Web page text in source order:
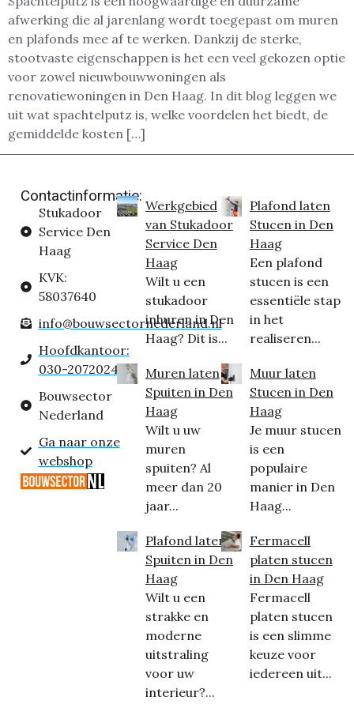
afwerking die al jarenlang wordt toegepast om muren
en plafonds mee af te werken. Dankzij de sterke,
stootvaste eigenschappen is het een veel gekozen optie
voor zowel nieuwbouwwoningen als
renovatiewoningen in Den Haag. In dit blog leggen we
uit wat spachtelputz is, welke voordelen het biedt, de
gemiddelde kosten […]
Contactinformatie:
Stukadoor
Service Den
Haag
KVK:
58037640
info@bouwsectornederland.nl
Hoofdkantoor:
030-2072024
Bouwsector
Nederland
Ga naar onze
webshop
Werkgebied
van Stukadoor
Service Den
Haag
Wilt u een
stukadoor
inhuren in Den
Haag? Dit is...
Muren laten
Spuiten in Den
Haag
Wilt u uw
muren
spuiten? Al
meer dan 20
jaar...
Plafond laten
Spuiten in Den
Haag
Wilt u een
strakke en
moderne
uitstraling
voor uw
interieur?...
Plafond laten
Stucen in Den
Haag
Een plafond
stucen is een
essentiële stap
in het
realiseren...
Muur laten
Stucen in Den
Haag
Je muur stucen
is een
populaire
manier in Den
Haag...
Fermacell
platen stucen
in Den Haag
Fermacell
platen stucen
is een slimme
keuze voor
iedereen uit...